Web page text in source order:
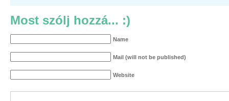
Most szólj hozzá... :)
Name
Mail (will not be published)
Website